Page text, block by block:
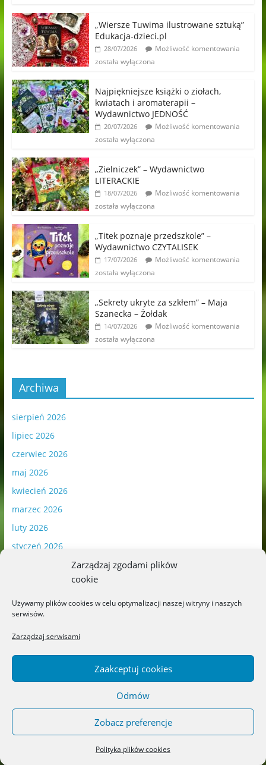
Zarządzaj zgodami plików
cookie
Używamy plików cookies w celu optymalizacji naszej witryny i naszych
serwisów.
Zarządzaj serwisami
Zaakceptuj cookies
Odmów
Zobacz preferencje
Polityka plików cookies
„Wiersze Tuwima ilustrowane sztuką”
Edukacja-dzieci.pl
28/07/2026
Możliwość komentowania
została wyłączona
Najpiękniejsze książki o ziołach,
kwiatach i aromaterapii –
Wydawnictwo JEDNOŚĆ
20/07/2026
Możliwość komentowania
została wyłączona
„Zielniczek” – Wydawnictwo
LITERACKIE
18/07/2026
Możliwość komentowania
została wyłączona
„Titek poznaje przedszkole” –
Wydawnictwo CZYTALISEK
17/07/2026
Możliwość komentowania
została wyłączona
„Sekrety ukryte za szkłem” – Maja
Szanecka – Żołdak
14/07/2026
Możliwość komentowania
została wyłączona
Archiwa
sierpień 2026
lipiec 2026
czerwiec 2026
maj 2026
kwiecień 2026
marzec 2026
luty 2026
styczeń 2026
październik 2025
wrzesień 2025
sierpień 2025
lipiec 2025
kwiecień 2025
marzec 2025